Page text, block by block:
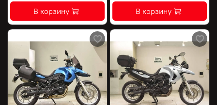
В корзину В корзину